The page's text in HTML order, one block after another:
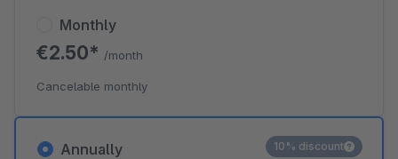
Annually 10% discount
Monthly
€2.50* /month
Cancelable monthly